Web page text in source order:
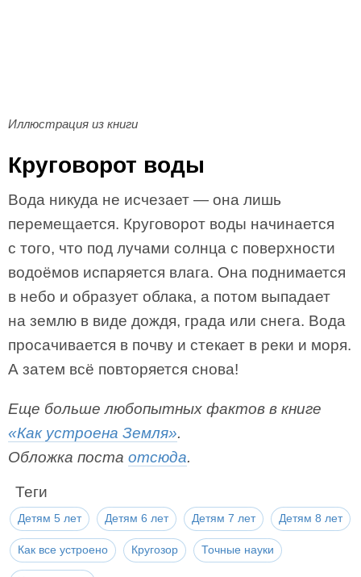
Иллюстрация из книги
Круговорот воды
Вода никуда не исчезает — она лишь
перемещается. Круговорот воды начинается
с того, что под лучами солнца с поверхности
водоёмов испаряется влага. Она поднимается
в небо и образует облака, а потом выпадает
на землю в виде дождя, града или снега. Вода
просачивается в почву и стекает в реки и моря.
А затем всё повторяется снова!
Еще больше любопытных фактов в книге
«Как устроена Земля».
Обложка поста отсюда.
Теги
Детям 5 лет Детям 6 лет Детям 7 лет Детям 8 лет
Как все устроено Кругозор Точные науки